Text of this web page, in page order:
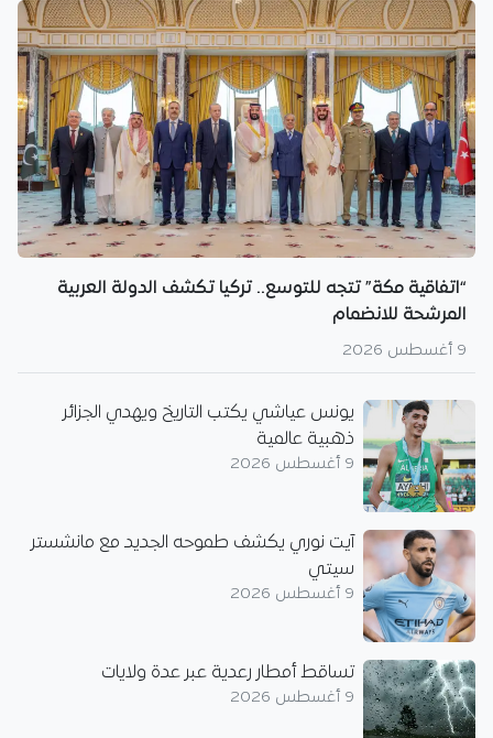
“اتفاقية مكة” تتجه للتوسع.. تركيا تكشف الدولة العربية
المرشحة للانضمام
9 أغسطس 2026
يونس عياشي يكتب التاريخ ويهدي الجزائر
ذهبية عالمية
9 أغسطس 2026
آيت نوري يكشف طموحه الجديد مع مانشستر
سيتي
9 أغسطس 2026
تساقط أمطار رعدية عبر عدة ولايات
9 أغسطس 2026